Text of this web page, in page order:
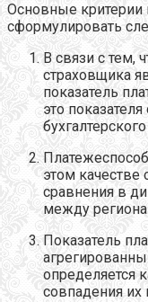
Основные критерии
сформулировать
В связи с тем,
страховщика
показатель
это
этом
сравнения в
между
Показатель
определяется
совпадения